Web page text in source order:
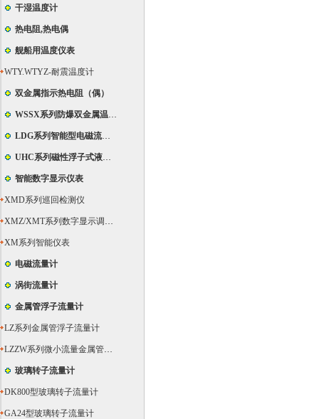
干湿温度计
热电阻,热电偶
舰船用温度仪表
WTY.WTYZ-耐震温度计
双金属指示热电阻（偶）
WSSX系列防爆双金属温度计
LDG系列智能型电磁流量计
UHC系列磁性浮子式液位计
智能数字显示仪表
XMD系列巡回检测仪
XMZ/XMT系列数字显示调节仪
XM系列智能仪表
电磁流量计
涡街流量计
金属管浮子流量计
LZ系列金属管浮子流量计
LZZW系列微小流量金属管浮子流量计
玻璃转子流量计
DK800型玻璃转子流量计
GA24型玻璃转子流量计